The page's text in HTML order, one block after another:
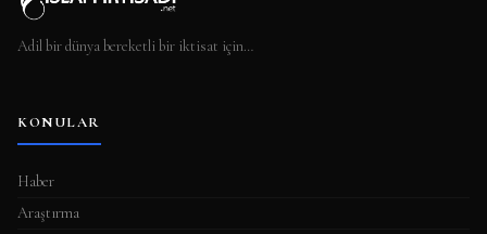
Adil bir dünya bereketli bir iktisat için…
KONULAR
Haber
Araştırma